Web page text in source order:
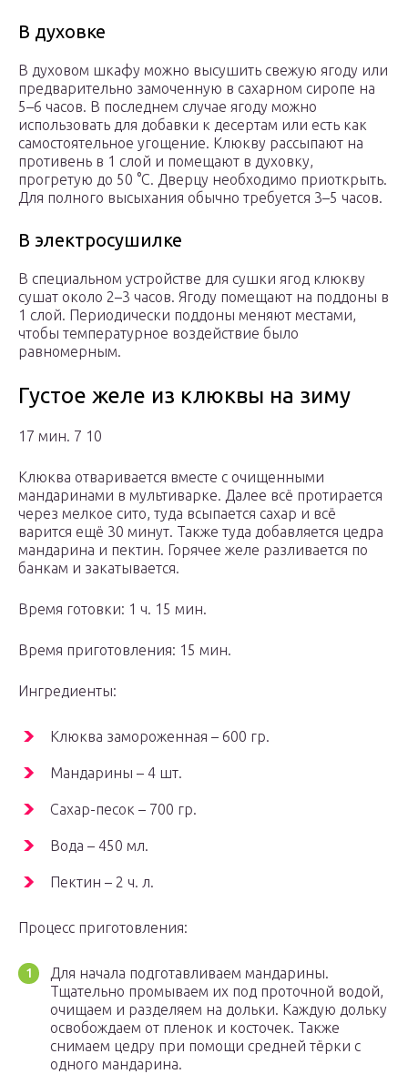
В духовке
В духовом шкафу можно высушить свежую ягоду или
предварительно замоченную в сахарном сиропе на
5–6 часов. В последнем случае ягоду можно
использовать для добавки к десертам или есть как
самостоятельное угощение. Клюкву рассыпают на
противень в 1 слой и помещают в духовку,
прогретую до 50 °C. Дверцу необходимо приоткрыть.
Для полного высыхания обычно требуется 3–5 часов.
В электросушилке
В специальном устройстве для сушки ягод клюкву
сушат около 2–3 часов. Ягоду помещают на поддоны в
1 слой. Периодически поддоны меняют местами,
чтобы температурное воздействие было
равномерным.
Густое желе из клюквы на зиму
17 мин. 7 10
Клюква отваривается вместе с очищенными
мандаринами в мультиварке. Далее всё протирается
через мелкое сито, туда всыпается сахар и всё
варится ещё 30 минут. Также туда добавляется цедра
мандарина и пектин. Горячее желе разливается по
банкам и закатывается.
Время готовки: 1 ч. 15 мин.
Время приготовления: 15 мин.
Ингредиенты:
Клюква замороженная – 600 гр.
Мандарины – 4 шт.
Сахар-песок – 700 гр.
Вода – 450 мл.
Пектин – 2 ч. л.
Процесс приготовления:
Для начала подготавливаем мандарины.
Тщательно промываем их под проточной водой,
очищаем и разделяем на дольки. Каждую дольку
освобождаем от пленок и косточек. Также
снимаем цедру при помощи средней тёрки с
одного мандарина.